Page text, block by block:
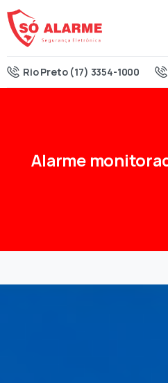
Rio Preto (17) 3354-1000
Alarme